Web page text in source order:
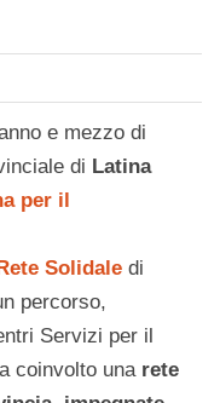
e mezzo di
di Latina
per il
Solidale di
percorso,
Servizi per il
coinvolto una rete